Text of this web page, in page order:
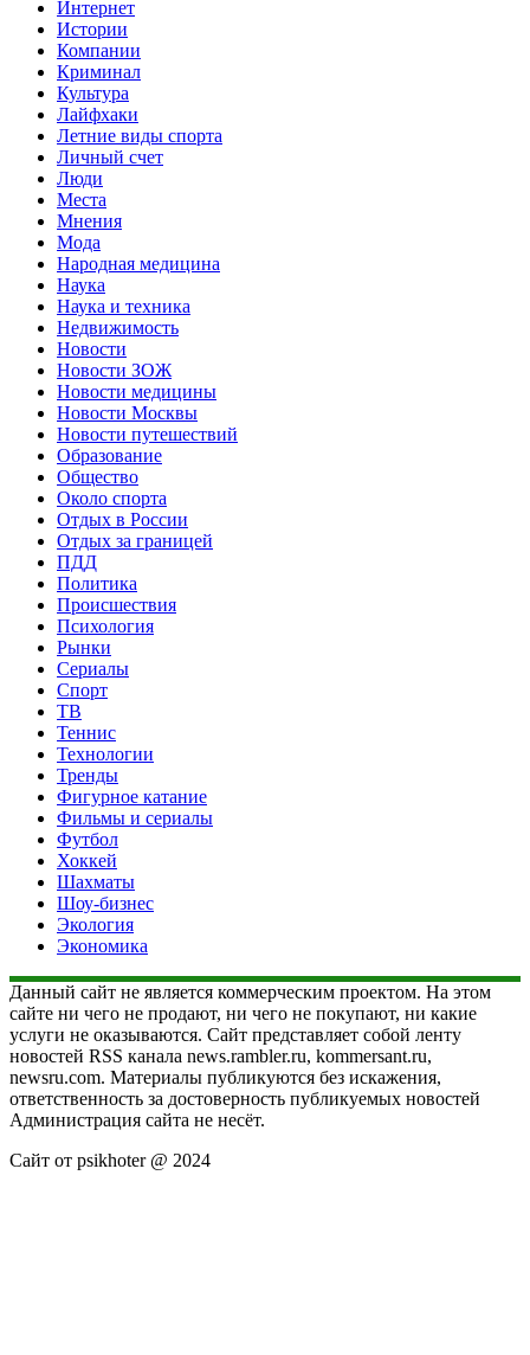
Интернет
Истории
Компании
Криминал
Культура
Лайфхаки
Летние виды спорта
Личный счет
Люди
Места
Мнения
Мода
Народная медицина
Наука
Наука и техника
Недвижимость
Новости
Новости ЗОЖ
Новости медицины
Новости Москвы
Новости путешествий
Образование
Общество
Около спорта
Отдых в России
Отдых за границей
ПДД
Политика
Происшествия
Психология
Рынки
Сериалы
Спорт
ТВ
Теннис
Технологии
Тренды
Фигурное катание
Фильмы и сериалы
Футбол
Хоккей
Шахматы
Шоу-бизнес
Экология
Экономика
Данный сайт не является коммерческим проектом. На этом
сайте ни чего не продают, ни чего не покупают, ни какие
услуги не оказываются. Сайт представляет собой ленту
новостей RSS канала news.rambler.ru, kommersant.ru,
newsru.com. Материалы публикуются без искажения,
ответственность за достоверность публикуемых новостей
Администрация сайта не несёт.
Сайт от psikhoter @ 2024